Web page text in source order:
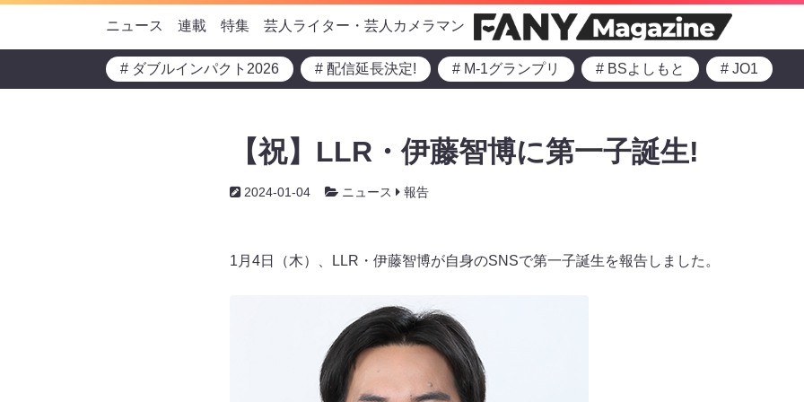
ニュース 連載 特集 芸人ライター・芸人カメラマン
# ダブルインパクト2026 # 配信延長決定! # M-1グランプリ # BSよしもと # JO1
【祝】LLR・伊藤智博に第一子誕生!
2024-01-04 ニュース 報告
1月4日（木）、LLR・伊藤智博が自身のSNSで第一子誕生を報告しました。